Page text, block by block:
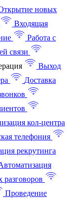
новых
Входящая
Работа с
связи
Выход
Доставка
кол-центра
телефония
рекрутинга
Проведение